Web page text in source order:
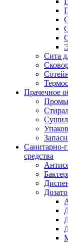
Сита
Прачечное
Санитарно-
средства